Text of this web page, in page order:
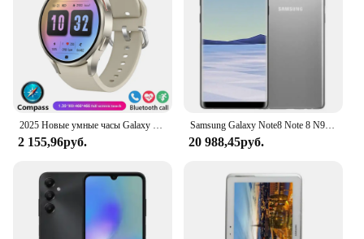
2 155,96руб.
Samsung Galaxy Note8 Note 8 N950U1 Snapdragon 835 телефон восемь ядер 6,3 дюйма 6 ГБ ОЗУ 64 Гб ПЗУ оригинал
20 988,45руб.